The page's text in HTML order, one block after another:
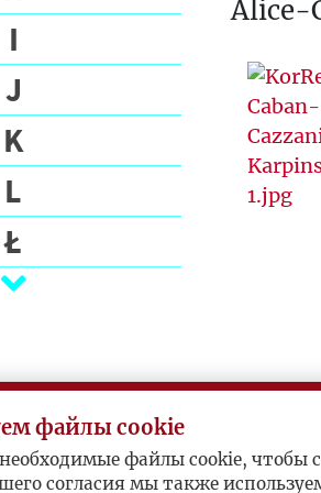
I
J
K
L
Ł
M
O
P
Alice-
файлы cookie
файлы cookie, чтобы
согласия мы также